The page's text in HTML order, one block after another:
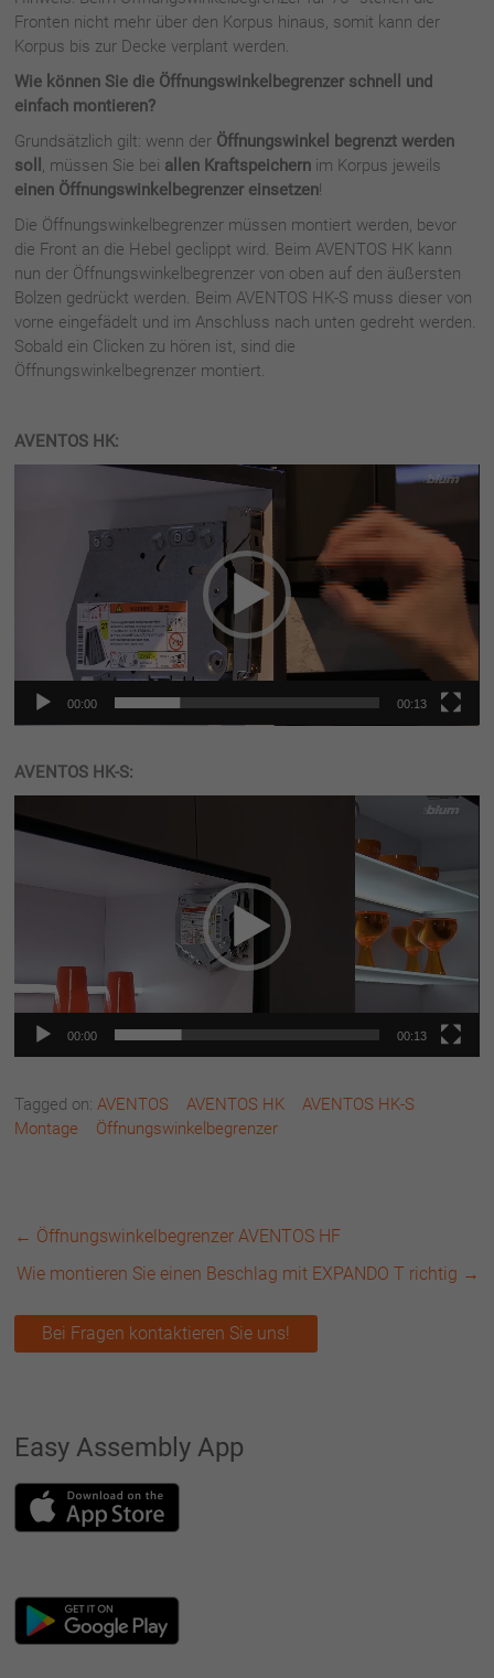
Fronten nicht mehr über den Korpus hinaus, somit kann der
Korpus bis zur Decke verplant werden.
Wie können Sie die Öffnungswinkelbegrenzer schnell und
einfach montieren?
Grundsätzlich gilt: wenn der Öffnungswinkel begrenzt werden
soll
, müssen Sie bei allen Kraftspeichern im Korpus jeweils
einen Öffnungswinkelbegrenzer einsetzen!
Die Öffnungswinkelbegrenzer müssen montiert werden, bevor
die Front an die Hebel geclippt wird. Beim AVENTOS HK kann
nun der Öffnungswinkelbegrenzer von oben auf den äußersten
Bolzen gedrückt werden. Beim AVENTOS HK-S muss dieser von
vorne eingefädelt und im Anschluss nach unten gedreht werden.
Sobald ein Clicken zu hören ist, sind die
Öffnungswinkelbegrenzer montiert.
AVENTOS HK:
00:00 00:13
AVENTOS HK-S:
Player
00:00 00:13
Tagged on:AVENTOS AVENTOS HK
AVENTOS HK-S
Montage
Öffnungswinkelbegrenzer
← Öffnungswinkelbegrenzer AVENTOS HF
Wie montieren Sie einen Beschlag mit EXPANDO T richtig →
Bei Fragen kontaktieren Sie uns!
Easy Assembly App